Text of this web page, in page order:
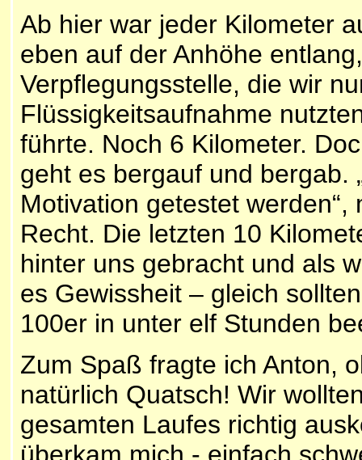
Ab hier war jeder Kilometer
eben auf der Anhöhe
Verpflegungsstelle, die wir
Flüssigkeitsaufnahme
führte. Noch 6 Kilometer.
geht es bergauf und bergab.
Motivation getestet
Recht. Die letzten 10
hinter uns gebracht und als
es Gewissheit – gleich
100er in unter elf Stunden
Zum Spaß fragte ich Anton,
natürlich Quatsch! Wir
gesamten Laufes richtig
überkam mich - einfach